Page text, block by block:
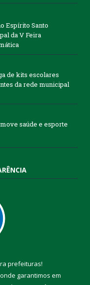
Espírito Santo
da V Feira
de kits escolares
da rede municipal
saúde e esporte
prefeituras!
garantimos em